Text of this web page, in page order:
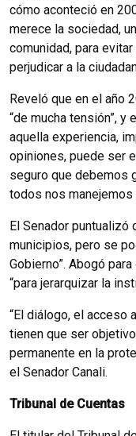
cómo aconteció en
merece la sociedad,
comunidad, para
perjudicar a la
Reveló que en el año
“de mucha tensión”, y
aquella experiencia,
opiniones, puede ser
seguro que debemos
todos nos manejemos
El Senador puntualizó
municipios, pero se
Gobierno”. Abogó
“para jerarquizar la
“El diálogo, el acceso
tienen que ser
permanente en la
el Senador Canali.
Tribunal de Cuentas